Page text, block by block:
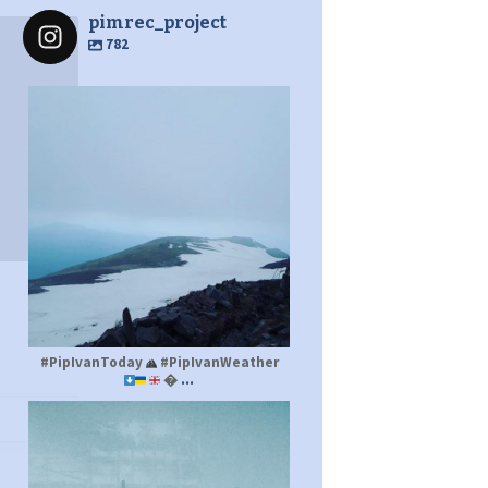
pimrec_project
782
#PipIvanToday
#PipIvanWeather
 ...